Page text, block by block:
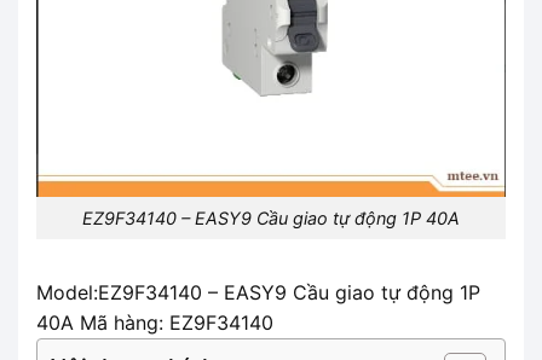
EZ9F34140 – EASY9 Cầu giao tự động 1P 40A
Model:EZ9F34140 – EASY9 Cầu giao tự động 1P
40A Mã hàng: EZ9F34140